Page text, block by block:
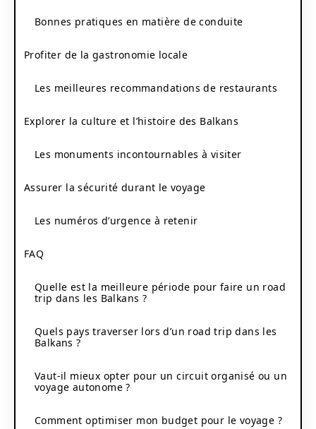
Bonnes pratiques en matière de conduite
Profiter de la gastronomie locale
Les meilleures recommandations de restaurants
Explorer la culture et l’histoire des Balkans
Les monuments incontournables à visiter
Assurer la sécurité durant le voyage
Les numéros d’urgence à retenir
FAQ
Quelle est la meilleure période pour faire un road
trip dans les Balkans ?
Quels pays traverser lors d’un road trip dans les
Balkans ?
Vaut-il mieux opter pour un circuit organisé ou un
voyage autonome ?
Comment optimiser mon budget pour le voyage ?